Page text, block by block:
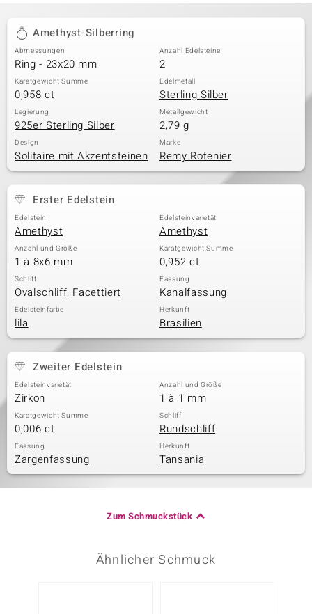
Amethyst-Silberring
Abmessungen
Ring - 23x20 mm
Anzahl Edelsteine
2
Karatgewicht Summe
0,958 ct
Edelmetall
Sterling Silber
Legierung
925er Sterling Silber
Metallgewicht
2,79 g
Design
Solitaire mit Akzentsteinen
Marke
Remy Rotenier
Erster Edelstein
Edelstein
Amethyst
Edelsteinvarietät
Amethyst
Anzahl und Größe
1 à 8x6 mm
Karatgewicht Summe
0,952 ct
Schliff
Ovalschliff, Facettiert
Fassung
Kanalfassung
Edelsteinfarbe
lila
Herkunft
Brasilien
Zweiter Edelstein
Edelsteinvarietät
Zirkon
Anzahl und Größe
1 à 1 mm
Karatgewicht Summe
0,006 ct
Schliff
Rundschliff
Fassung
Zargenfassung
Herkunft
Tansania
Zum Schmuckstück
Ähnlicher Schmuck